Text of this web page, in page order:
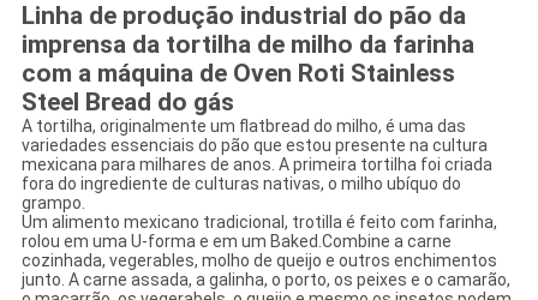
Linha de produção industrial do pão da
imprensa da tortilha de milho da farinha
com a máquina de Oven Roti Stainless
Steel Bread do gás
A tortilha, originalmente um flatbread do milho, é uma das
variedades essenciais do pão que estou presente na cultura
mexicana para milhares de anos. A primeira tortilha foi criada
fora do ingrediente de culturas nativas, o milho ubíquo do
grampo.
Um alimento mexicano tradicional, trotilla é feito com farinha,
rolou em uma U-forma e em um Baked.Combine a carne
cozinhada, vegerables, molho de queijo e outros enchimentos
junto. A carne assada, a galinha, o porto, os peixes e o camarão,